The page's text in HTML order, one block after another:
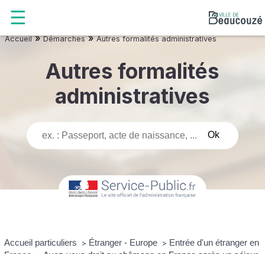
Accueil»Démarches»Autres formalités administratives
Autres formalités
administratives
Accueil particuliers > Étranger - Europe > Entrée d'un étranger en